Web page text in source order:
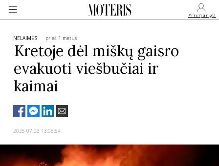
Prisijungti
VEIDAI
GROŽIS
NELAIMĖS prieš 1 metus
Kretoje dėl miškų gaisro
evakuoti viešbučiai ir
kaimai
2025-07-03 13:08:54